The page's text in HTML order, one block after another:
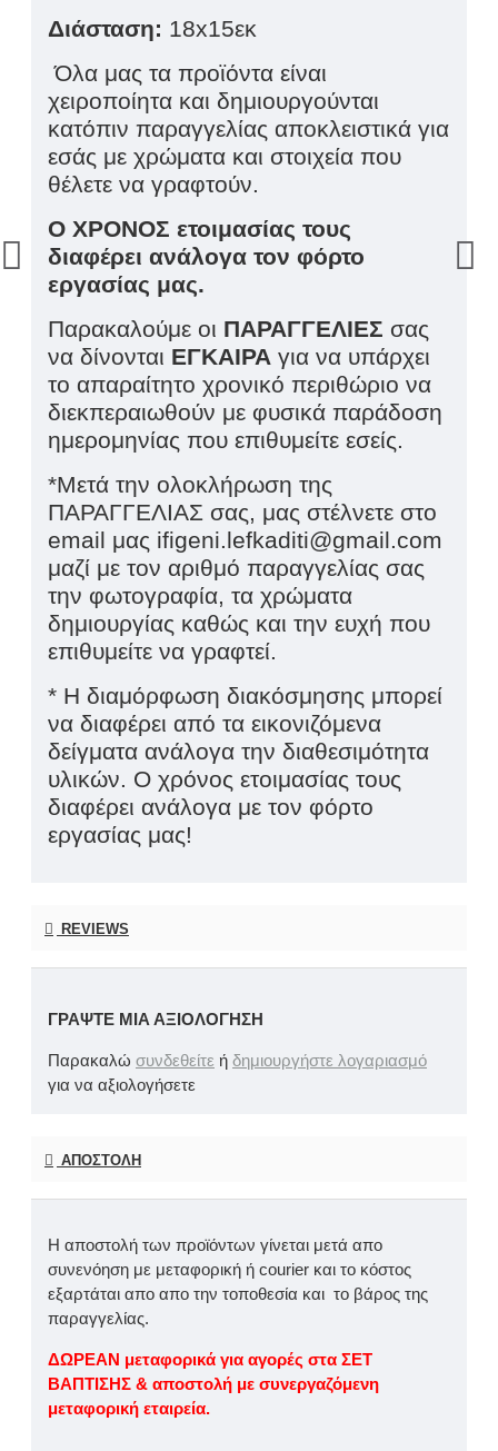
Διάσταση: 18x15εκ
Όλα μας τα προϊόντα είναι
χειροποίητα και δημιουργούνται
κατόπιν παραγγελίας αποκλειστικά για
εσάς με χρώματα και στοιχεία που
θέλετε να γραφτούν.
Ο ΧΡΟΝΟΣ ετοιμασίας τους
διαφέρει ανάλογα τον φόρτο
εργασίας μας.
Παρακαλούμε οι ΠΑΡΑΓΓΕΛΙΕΣ σας
να δίνονται ΕΓΚΑΙΡΑ για να υπάρχει
το απαραίτητο χρονικό περιθώριο να
διεκπεραιωθούν με φυσικά παράδοση
ημερομηνίας που επιθυμείτε εσείς.
*Μετά την ολοκλήρωση της
ΠΑΡΑΓΓΕΛΙΑΣ σας, μας στέλνετε στο
email μας ifigeni.lefkaditi@gmail.com
μαζί με τον αριθμό παραγγελίας σας
την φωτογραφία, τα χρώματα
δημιουργίας καθώς και την ευχή που
επιθυμείτε να γραφτεί.
* Η διαμόρφωση διακόσμησης μπορεί
να διαφέρει από τα εικονιζόμενα
δείγματα ανάλογα την διαθεσιμότητα
υλικών. Ο χρόνος ετοιμασίας τους
διαφέρει ανάλογα με τον φόρτο
εργασίας μας!
REVIEWS
ΓΡΆΨΤΕ ΜΙΑ ΑΞΙΟΛΌΓΗΣΗ
Παρακαλώ συνδεθείτε ή δημιουργήστε λογαριασμό
για να αξιολογήσετε
ΑΠΟΣΤΟΛΉ
Η αποστολή των προϊόντων γίνεται μετά απο
συνενόηση με μεταφορική ή courier και το κόστος
εξαρτάται απο απο την τοποθεσία και το βάρος της
παραγγελίας.
ΔΩΡΕΑΝ μεταφορικά για αγορές στα ΣΕΤ
ΒΑΠΤΙΣΗΣ & αποστολή με συνεργαζόμενη
μεταφορική εταιρεία.